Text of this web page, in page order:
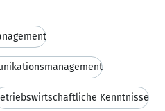
Kenntnisse